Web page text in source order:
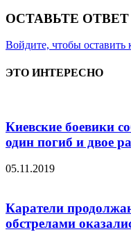
ОСТАВЬТЕ ОТВЕТ
Войдите, чтобы оставить
ЭТО ИНТЕРЕСНО
Киевские боевики
один погиб и двое
05.11.2019
Каратели
обстрелами